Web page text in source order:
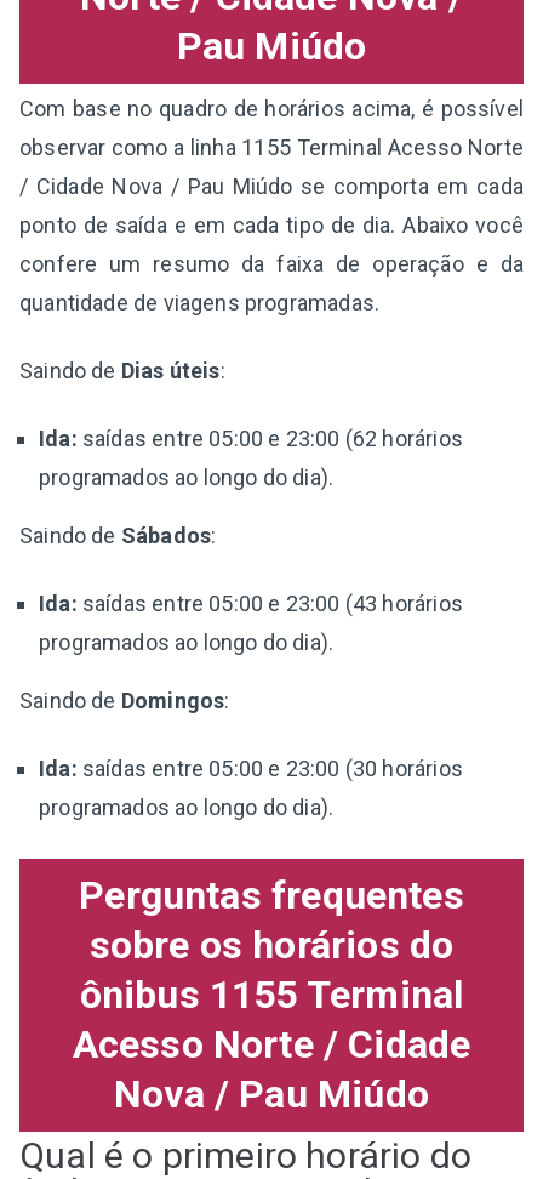
Pau Miúdo
Com base no quadro de horários acima, é possível
observar como a linha 1155 Terminal Acesso Norte
/ Cidade Nova / Pau Miúdo se comporta em cada
ponto de saída e em cada tipo de dia. Abaixo você
confere um resumo da faixa de operação e da
quantidade de viagens programadas.
Saindo de Dias úteis:
Ida: saídas entre 05:00 e 23:00 (62 horários
programados ao longo do dia).
Saindo de Sábados:
Ida: saídas entre 05:00 e 23:00 (43 horários
programados ao longo do dia).
Saindo de Domingos:
Ida: saídas entre 05:00 e 23:00 (30 horários
programados ao longo do dia).
Perguntas frequentes
sobre os horários do
ônibus 1155 Terminal
Acesso Norte / Cidade
Nova / Pau Miúdo
Qual é o primeiro horário do